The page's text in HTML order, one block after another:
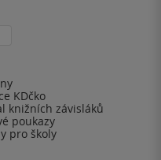
KDčko
knižních závisláků
poukazy
pro školy